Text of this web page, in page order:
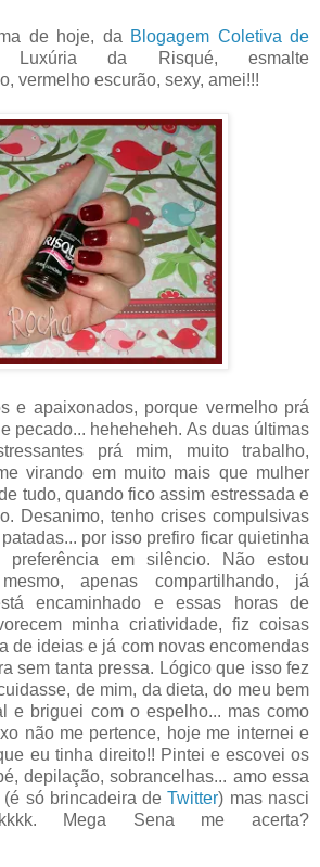
de hoje, da Blogagem Coletiva de
da Risqué, esmalte
vermelho escurão, sexy, amei!!!
e apaixonados, porque vermelho prá
pecado... heheheheh. As duas últimas
prá mim, muito trabalho,
virando em muito mais que mulher
tudo, quando fico assim estressada e
Desanimo, tenho crises compulsivas
por isso prefiro ficar quietinha
em silêncio. Não estou
apenas compartilhando, já
encaminhado e essas horas de
minha criatividade, fiz coisas
de ideias e já com novas encomendas
sem tanta pressa. Lógico que isso fez
de mim, da dieta, do meu bem
e briguei com o espelho... mas como
não me pertence, hoje me internei e
eu tinha direito!! Pintei e escovei os
depilação, sobrancelhas... amo essa
(é só brincadeira deTwitter) mas nasci
Mega Sena me acerta?